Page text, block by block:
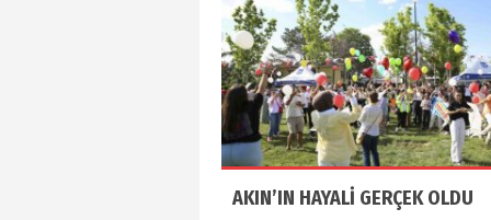
AKIN’IN HAYALİ GERÇEK OLDU